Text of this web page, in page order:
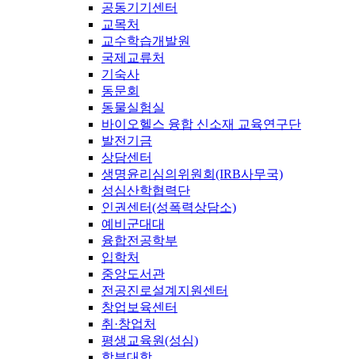
공동기기센터
교목처
교수학습개발원
국제교류처
기숙사
동문회
동물실험실
바이오헬스 융합 신소재 교육연구단
발전기금
상담센터
생명윤리심의위원회(IRB사무국)
성심산학협력단
인권센터(성폭력상담소)
예비군대대
융합전공학부
입학처
중앙도서관
전공진로설계지원센터
창업보육센터
취·창업처
평생교육원(성심)